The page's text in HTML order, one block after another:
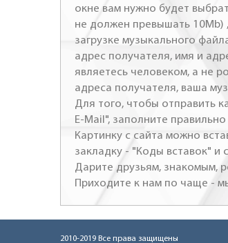
окне вам нужно будет
не должен превышать 10Mb)
загрузке музыкального
адрес получателя, имя и
являетесь человеком, а не
адреса получателя, ваша
Для того, чтобы отправить
E-Mail", заполните
Картинку с сайта можно
закладку - "Коды вставок" и
Дарите друзьям, знакомым,
Приходите к нам по чаще -
2010-2019 Все права защищены